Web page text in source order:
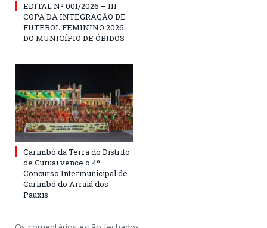
EDITAL Nº 001/2026 – III
COPA DA INTEGRAÇÃO DE
FUTEBOL FEMININO 2026
DO MUNICÍPIO DE ÓBIDOS
Carimbó da Terra do Distrito
de Curuai vence o 4º
Concurso Intermunicipal de
Carimbó do Arraiá dos
Pauxis